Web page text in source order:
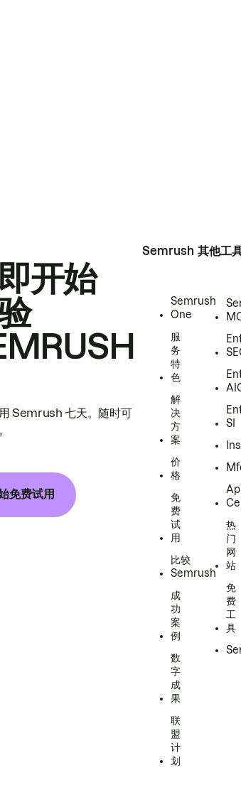
开始
Semrush 七天。随时可
免费试用
Semrush
Semrush
One
服
务
特
色
解
决
方
案
价
格
免
费
试
用
比较
Semrush
成
功
案
例
数
字
成
果
联
盟
计
划
其他工
SI
热
门
网
站
免
费
工
具